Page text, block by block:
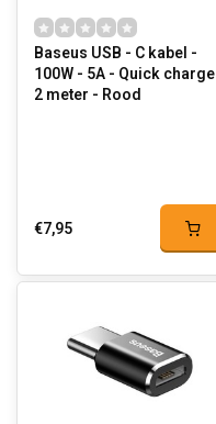
Baseus USB - C kabel -
100W - 5A - Quick charge
2 meter - Rood
€7,95